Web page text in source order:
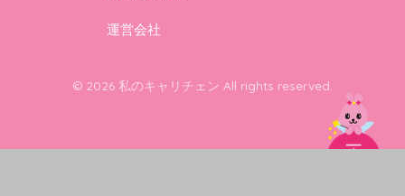
運営会社
© 2026 私のキャリチェン All rights reserved.